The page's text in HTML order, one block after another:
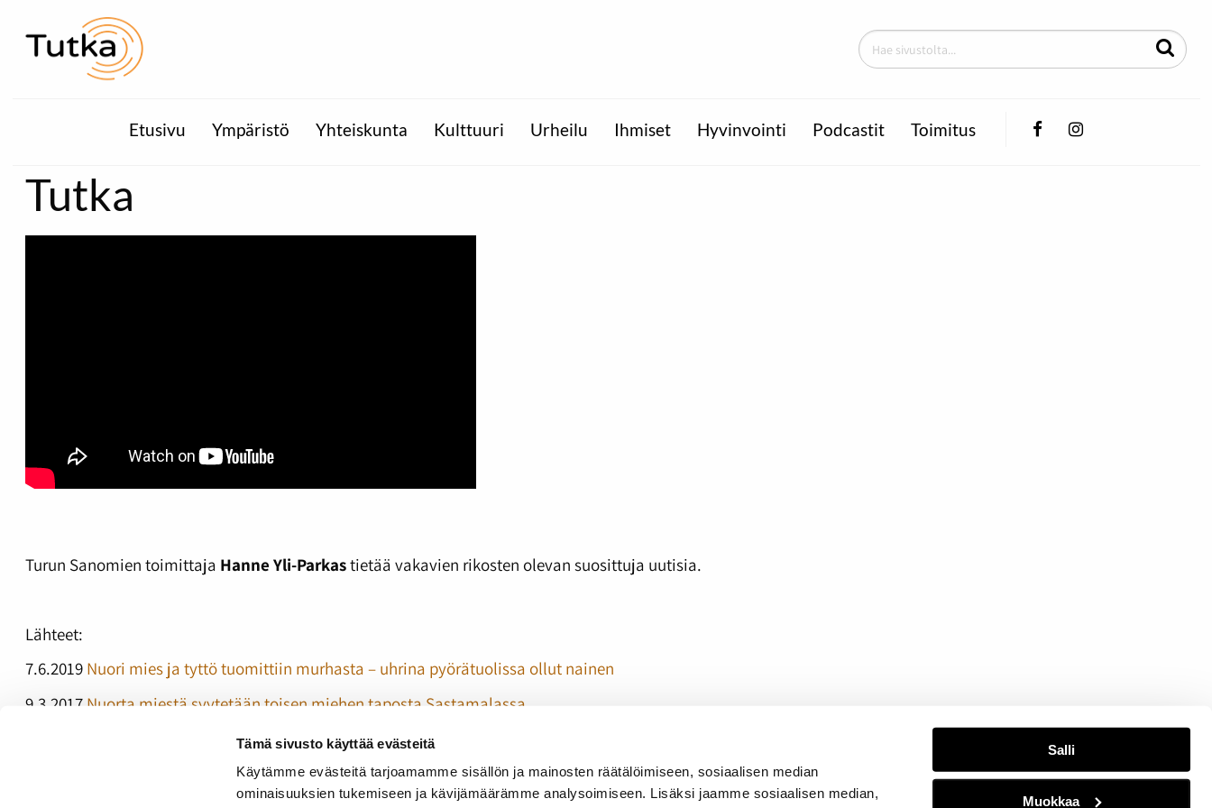
Tämä sivusto käyttää evästeitä
Käytämme evästeitä tarjoamamme sisällön ja mainosten räätälöimiseen, sosiaalisen median
ominaisuuksien tukemiseen ja kävijämäärämme analysoimiseen. Lisäksi jaamme sosiaalisen median,
Salli
Muokkaa
Etusivu Ympäristö Yhteiskunta Kulttuuri Urheilu Ihmiset Hyvinvointi Podcastit Toimitus FacebookInstagram
Tutka
Turun Sanomien toimittaja Hanne Yli-Parkastietää vakavien rikosten olevan suosittuja uutisia.
Lähteet:
7.6.2019 Nuori mies ja tyttö tuomittiin murhasta – uhrina pyörätuolissa ollut nainen
9.3.2017 Nuorta miestä syytetään toisen miehen taposta Sastamalassa
Kotkan puukottaja oli mustasukkainen